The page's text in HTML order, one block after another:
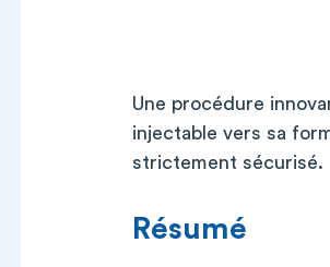
Une procédure
injectable vers sa
strictement sécurisé.
Résumé